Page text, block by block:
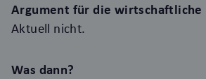
Argument für die wirtschaftliche
Aktuell nicht.
Was dann?